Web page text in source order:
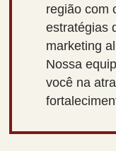
região com
estratégias
marketing
Nossa
você na